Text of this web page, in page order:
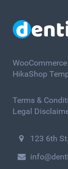
HikaShop
Terms &
Legal
123 6th